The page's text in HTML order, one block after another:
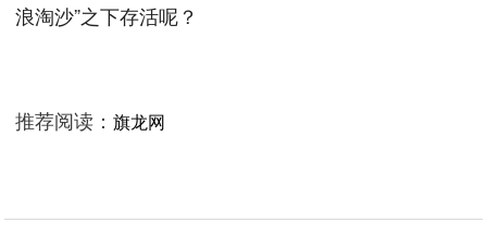
浪淘沙”之下存活呢？
推荐阅读：旗龙网